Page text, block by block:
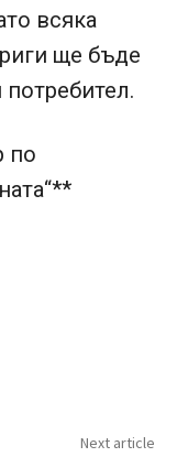
всяка
ще бъде
по
Next article